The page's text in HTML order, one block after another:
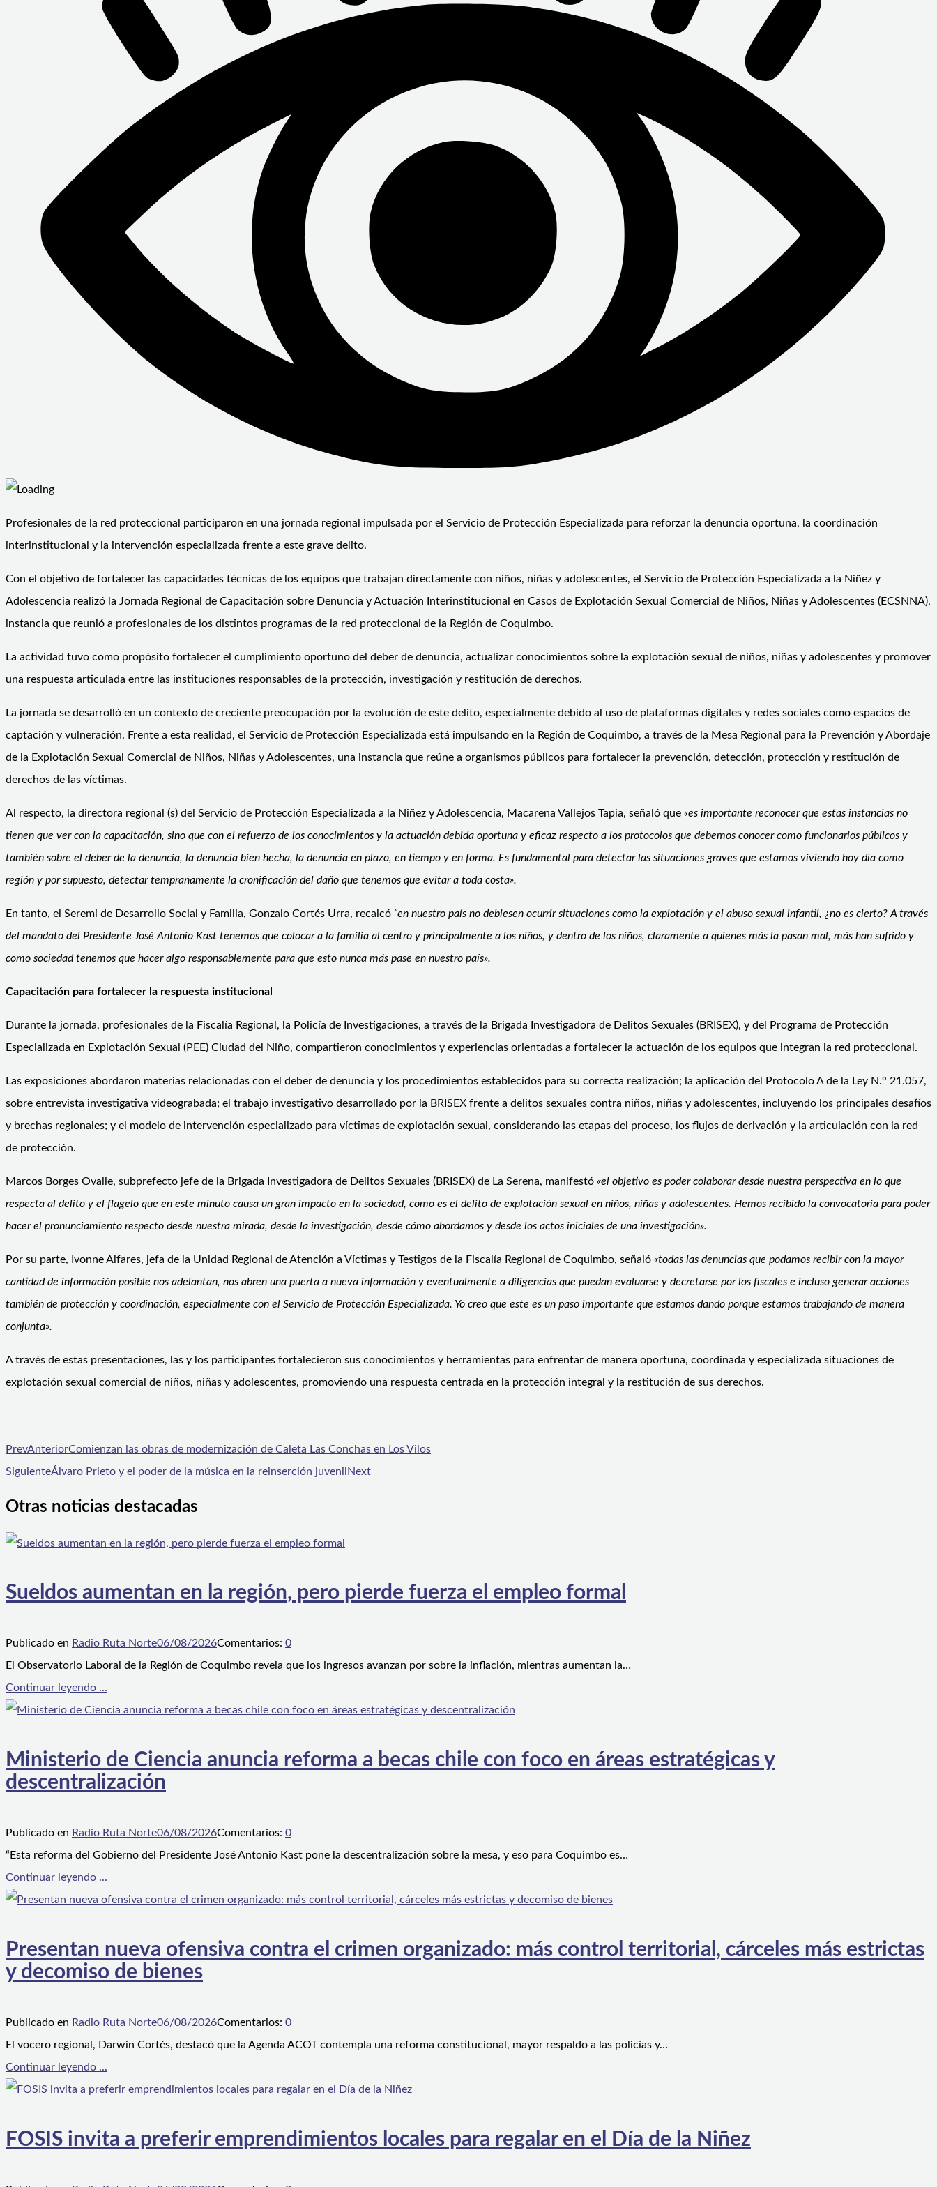
Profesionales de la red proteccional participaron en una jornada regional impulsada por el Servicio de Protección Especializada para reforzar la denuncia oportuna, la coordinación
interinstitucional y la intervención especializada frente a este grave delito.
Con el objetivo de fortalecer las capacidades técnicas de los equipos que trabajan directamente con niños, niñas y adolescentes, el Servicio de Protección Especializada a la Niñez y
Adolescencia realizó la Jornada Regional de Capacitación sobre Denuncia y Actuación Interinstitucional en Casos de Explotación Sexual Comercial de Niños, Niñas y Adolescentes (ECSNNA),
instancia que reunió a profesionales de los distintos programas de la red proteccional de la Región de Coquimbo.
La actividad tuvo como propósito fortalecer el cumplimiento oportuno del deber de denuncia, actualizar conocimientos sobre la explotación sexual de niños, niñas y adolescentes y promover
una respuesta articulada entre las instituciones responsables de la protección, investigación y restitución de derechos.
La jornada se desarrolló en un contexto de creciente preocupación por la evolución de este delito, especialmente debido al uso de plataformas digitales y redes sociales como espacios de
captación y vulneración. Frente a esta realidad, el Servicio de Protección Especializada está impulsando en la Región de Coquimbo, a través de la Mesa Regional para la Prevención y Abordaje
de la Explotación Sexual Comercial de Niños, Niñas y Adolescentes, una instancia que reúne a organismos públicos para fortalecer la prevención, detección, protección y restitución de
derechos de las víctimas.
Al respecto, la directora regional (s) del Servicio de Protección Especializada a la Niñez y Adolescencia, Macarena Vallejos Tapia, señaló que «es importante reconocer que estas instancias no
tienen que ver con la capacitación, sino que con el refuerzo de los conocimientos y la actuación debida oportuna y eficaz respecto a los protocolos que debemos conocer como funcionarios públicos y
también sobre el deber de la denuncia, la denuncia bien hecha, la denuncia en plazo, en tiempo y en forma. Es fundamental para detectar las situaciones graves que estamos viviendo hoy día como
región y por supuesto, detectar tempranamente la cronificación del daño que tenemos que evitar a toda costa».
En tanto, el Seremi de Desarrollo Social y Familia, Gonzalo Cortés Urra, recalcó “en nuestro país no debiesen ocurrir situaciones como la explotación y el abuso sexual infantil, ¿no es cierto? A través
del mandato del Presidente José Antonio Kast tenemos que colocar a la familia al centro y principalmente a los niños, y dentro de los niños, claramente a quienes más la pasan mal, más han sufrido y
como sociedad tenemos que hacer algo responsablemente para que esto nunca más pase en nuestro país».
Capacitación para fortalecer la respuesta institucional
Durante la jornada, profesionales de la Fiscalía Regional, la Policía de Investigaciones, a través de la Brigada Investigadora de Delitos Sexuales (BRISEX), y del Programa de Protección
Especializada en Explotación Sexual (PEE) Ciudad del Niño, compartieron conocimientos y experiencias orientadas a fortalecer la actuación de los equipos que integran la red proteccional.
Las exposiciones abordaron materias relacionadas con el deber de denuncia y los procedimientos establecidos para su correcta realización; la aplicación del Protocolo A de la Ley N.° 21.057,
sobre entrevista investigativa videograbada; el trabajo investigativo desarrollado por la BRISEX frente a delitos sexuales contra niños, niñas y adolescentes, incluyendo los principales desafíos
y brechas regionales; y el modelo de intervención especializado para víctimas de explotación sexual, considerando las etapas del proceso, los flujos de derivación y la articulación con la red
de protección.
Marcos Borges Ovalle, subprefecto jefe de la Brigada Investigadora de Delitos Sexuales (BRISEX) de La Serena, manifestó «el objetivo es poder colaborar desde nuestra perspectiva en lo que
respecta al delito y el flagelo que en este minuto causa un gran impacto en la sociedad, como es el delito de explotación sexual en niños, niñas y adolescentes. Hemos recibido la convocatoria para poder
hacer el pronunciamiento respecto desde nuestra mirada, desde la investigación, desde cómo abordamos y desde los actos iniciales de una investigación».
Por su parte, Ivonne Alfares, jefa de la Unidad Regional de Atención a Víctimas y Testigos de la Fiscalía Regional de Coquimbo, señaló «todas las denuncias que podamos recibir con la mayor
cantidad de información posible nos adelantan, nos abren una puerta a nueva información y eventualmente a diligencias que puedan evaluarse y decretarse por los fiscales e incluso generar acciones
también de protección y coordinación, especialmente con el Servicio de Protección Especializada. Yo creo que este es un paso importante que estamos dando porque estamos trabajando de manera
conjunta».
A través de estas presentaciones, las y los participantes fortalecieron sus conocimientos y herramientas para enfrentar de manera oportuna, coordinada y especializada situaciones de
explotación sexual comercial de niños, niñas y adolescentes, promoviendo una respuesta centrada en la protección integral y la restitución de sus derechos.
PrevAnteriorComienzan las obras de modernización de Caleta Las Conchas en Los Vilos
SiguienteÁlvaro Prieto y el poder de la música en la reinserción juvenil Next
Otras noticias destacadas
Sueldos aumentan en la región, pero pierde fuerza el empleo formal
Publicado en Radio Ruta Norte06/08/2026Comentarios: 0
El Observatorio Laboral de la Región de Coquimbo revela que los ingresos avanzan por sobre la inflación, mientras aumentan la…
Continuar leyendo ...
Ministerio de Ciencia anuncia reforma a becas chile con foco en áreas estratégicas y
descentralización
Publicado en Radio Ruta Norte06/08/2026Comentarios: 0
“Esta reforma del Gobierno del Presidente José Antonio Kast pone la descentralización sobre la mesa, y eso para Coquimbo es…
Continuar leyendo ...
Presentan nueva ofensiva contra el crimen organizado: más control territorial, cárceles más estrictas
y decomiso de bienes
Publicado en Radio Ruta Norte06/08/2026Comentarios: 0
El vocero regional, Darwin Cortés, destacó que la Agenda ACOT contempla una reforma constitucional, mayor respaldo a las policías y…
Continuar leyendo ...
FOSIS invita a preferir emprendimientos locales para regalar en el Día de la Niñez